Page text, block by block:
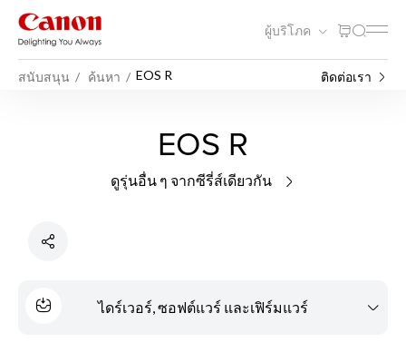
ผู้บริโภค
สนับสนุน ค้นหา EOS R ติดต่อเรา
EOS R
ดูรุ่นอื่น ๆ จากซีรี่ส์เดียวกัน
ไดร์เวอร์, ซอฟต์แวร์ และเฟิร์มแวร์